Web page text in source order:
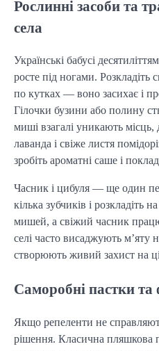
Рослинні засоби та
села
Українські бабусі
росте під ногами. Розкладіть
по кутках — воно засихає і
Гілочки бузини або полину
миші взагалі уникають
лаванда і свіже листя
зробіть ароматні саше і
Часник і цибуля — ще один
кілька зубчиків і розкладіть
мишей, а свіжий часник
селі часто висаджують
створюють живий захист на
Саморобні пастки та
Якщо репеленти не
рішення. Класична пляшкова